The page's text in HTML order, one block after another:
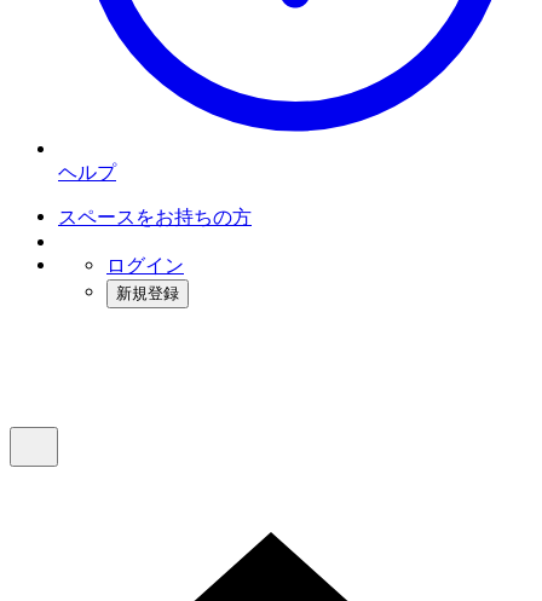
ヘルプ
スペースをお持ちの方
ログイン
新規登録